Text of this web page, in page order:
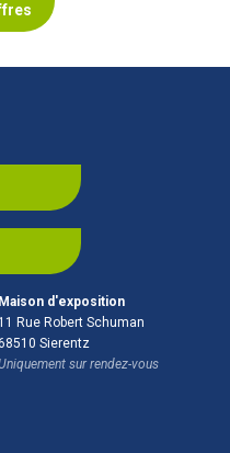
Maison d'exposition
11 Rue Robert Schuman
Sierentz
sur rendez-vous